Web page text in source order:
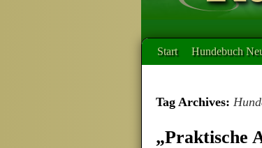
Start Hundebuch
Tag Archives:
„Praktische